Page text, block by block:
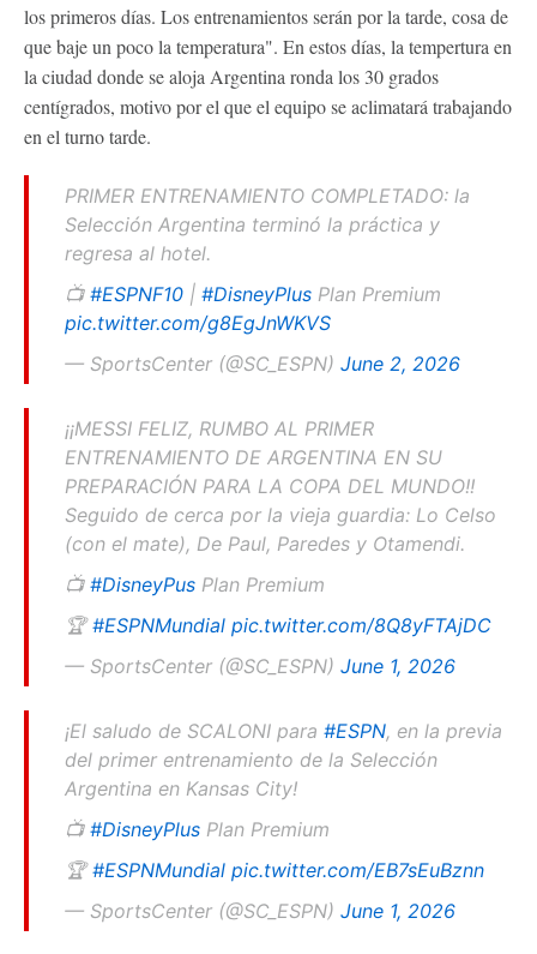
los primeros días. Los entrenamientos serán por la tarde, cosa de
que baje un poco la temperatura". En estos días, la tempertura en
la ciudad donde se aloja Argentina ronda los 30 grados
centígrados, motivo por el que el equipo se aclimatará trabajando
en el turno tarde.
PRIMER ENTRENAMIENTO COMPLETADO: la
Selección Argentina terminó la práctica y
regresa al hotel.
📺 #ESPNF10 | #DisneyPlus Plan Premium
pic.twitter.com/g8EgJnWKVS
— SportsCenter (@SC_ESPN) June 2, 2026
¡¡MESSI FELIZ, RUMBO AL PRIMER
ENTRENAMIENTO DE ARGENTINA EN SU
PREPARACIÓN PARA LA COPA DEL MUNDO!!
Seguido de cerca por la vieja guardia: Lo Celso
(con el mate), De Paul, Paredes y Otamendi.
📺 #DisneyPus Plan Premium
🏆#ESPNMundial pic.twitter.com/8Q8yFTAjDC
— SportsCenter (@SC_ESPN) June 1, 2026
¡El saludo de SCALONI para #ESPN, en la previa
del primer entrenamiento de la Selección
Argentina en Kansas City!
📺 #DisneyPlus Plan Premium
🏆#ESPNMundial pic.twitter.com/EB7sEuBznn
— SportsCenter (@SC_ESPN) June 1, 2026